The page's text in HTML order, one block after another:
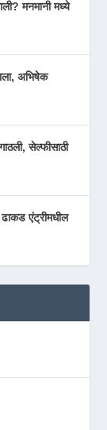
मनमानी मध्ये
अभिषेक
सेल्फीसाठी
ढाकड एंट्रीमधील